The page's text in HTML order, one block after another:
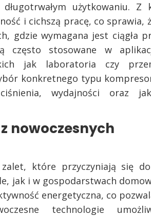
użytkowaniu. Z
i cichszą pracę, co sprawia,
gdzie wymagana jest ciągła
często stosowane w
jak laboratoria czy
konkretnego typu
wydajności oraz
nowoczesnych
które przyczyniają się
jak i w gospodarstwach
energetyczna, co
technologie